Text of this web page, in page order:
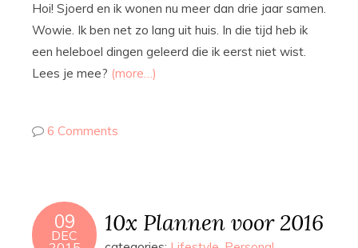
Hoi! Sjoerd en ik wonen nu meer dan drie jaar samen.
Wowie. Ik ben net zo lang uit huis. In die tijd heb ik
een heleboel dingen geleerd die ik eerst niet wist.
Lees je mee? (more…)
6 Comments
09
DEC 10x Plannen voor 2016